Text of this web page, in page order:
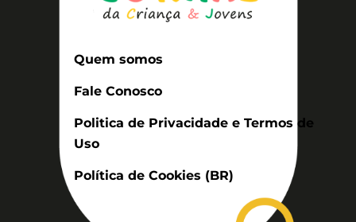
Quem somos
Fale Conosco
Politica de Privacidade e Termos de
Uso
Política de Cookies (BR)